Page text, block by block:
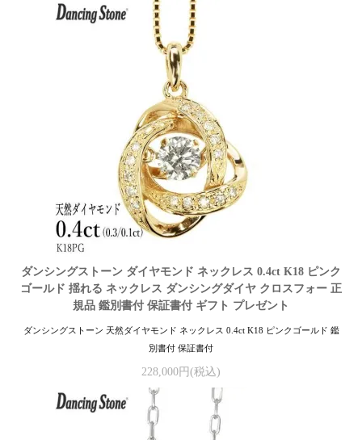
ダンシングストーン ダイヤモンド ネックレス 0.4ct K18 ピンク
ゴールド 揺れる ネックレス ダンシングダイヤ クロスフォー 正
規品 鑑別書付 保証書付 ギフト プレゼント
ダンシングストーン 天然ダイヤモンド ネックレス 0.4ct K18 ピンクゴールド 鑑
別書付 保証書付
228,000円(税込)